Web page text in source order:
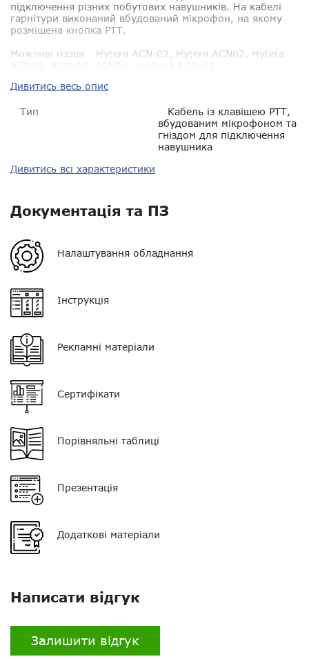
підключення різних побутових навушників. На кабелі
гарнітури виконаний вбудований мікрофон, на якому
розміщена кнопка РТТ.
Можливі назви : Hytera ACN-02, Hytera ACN02, Hytera
Дивитись весь опис
Тип
Кабель із клавішею РТТ,
вбудованим мікрофоном та
гніздом для підключення
навушника
Гарантія 14 днів
VOX
Регулятор гучності
Кліпса/затискач
Тип мікрофона
Кнопка PTT
Тип навушника
Роз'єм
Дивитись всі характеристики
Документація та ПЗ
Налаштування обладнання
Інструкція
Рекламні матеріали
Сертифікати
Порівняльні таблиці
Презентація
Додаткові матеріали
Написати відгук
Залишити відгук